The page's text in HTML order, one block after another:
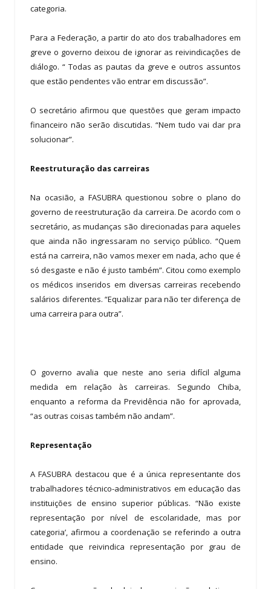
categoria.
Para a Federação, a partir do ato dos trabalhadores em
greve o governo deixou de ignorar as reivindicações de
diálogo. “ Todas as pautas da greve e outros assuntos
que estão pendentes vão entrar em discussão”.
O secretário afirmou que questões que geram impacto
financeiro não serão discutidas. “Nem tudo vai dar pra
solucionar”.
Reestruturação das carreiras
Na ocasião, a FASUBRA questionou sobre o plano do
governo de reestruturação da carreira. De acordo com o
secretário, as mudanças são direcionadas para aqueles
que ainda não ingressaram no serviço público. “Quem
está na carreira, não vamos mexer em nada, acho que é
só desgaste e não é justo também”. Citou como exemplo
os médicos inseridos em diversas carreiras recebendo
salários diferentes. “Equalizar para não ter diferença de
uma carreira para outra”.
O governo avalia que neste ano seria difícil alguma
medida em relação às carreiras. Segundo Chiba,
enquanto a reforma da Previdência não for aprovada,
“as outras coisas também não andam”.
Representação
A FASUBRA destacou que é a única representante dos
trabalhadores técnico-administrativos em educação das
instituições de ensino superior públicas. “Não existe
representação por nível de escolaridade, mas por
categoria’, afirmou a coordenação se referindo a outra
entidade que reivindica representação por grau de
ensino.